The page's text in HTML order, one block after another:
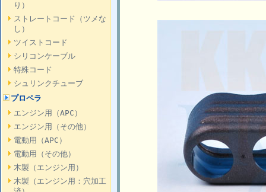
り）
ストレートコード（ツメな
し）
ツイストコード
シリコンケーブル
特殊コード
シュリンクチューブ
プロペラ
エンジン用（APC）
エンジン用（その他）
電動用（APC）
電動用（その他）
木製（エンジン用）
木製（エンジン用：穴加工